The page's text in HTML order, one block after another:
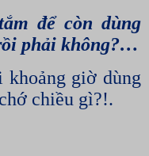
để còn dùng
phải không?…
giờ dùng
chiều gì?!.